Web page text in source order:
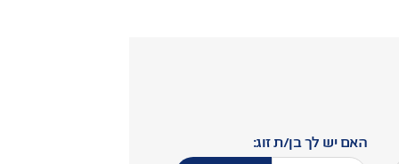
האם יש לך בן/ת זוג: